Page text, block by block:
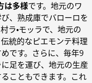
は多様です。地元のワ
、熟成庫でバローロを
ラ・モッラで、地元の
統的なピエモンテ料理
です。さらに、毎年9
足を運び、地元の生産
こともできます。これ